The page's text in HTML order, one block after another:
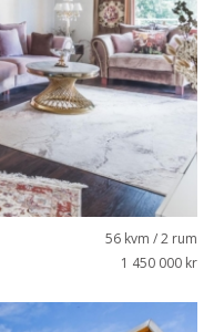
56 kvm / 2 rum
1 450 000 kr